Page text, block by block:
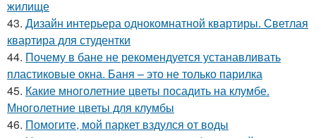
жилище
43. Дизайн интерьера однокомнатной квартиры. Светлая
квартира для студентки
44. Почему в бане не рекомендуется устанавливать
пластиковые окна. Баня – это не только парилка
45. Какие многолетние цветы посадить на клумбе.
Многолетние цветы для клумбы
46. Помогите, мой паркет вздулся от воды